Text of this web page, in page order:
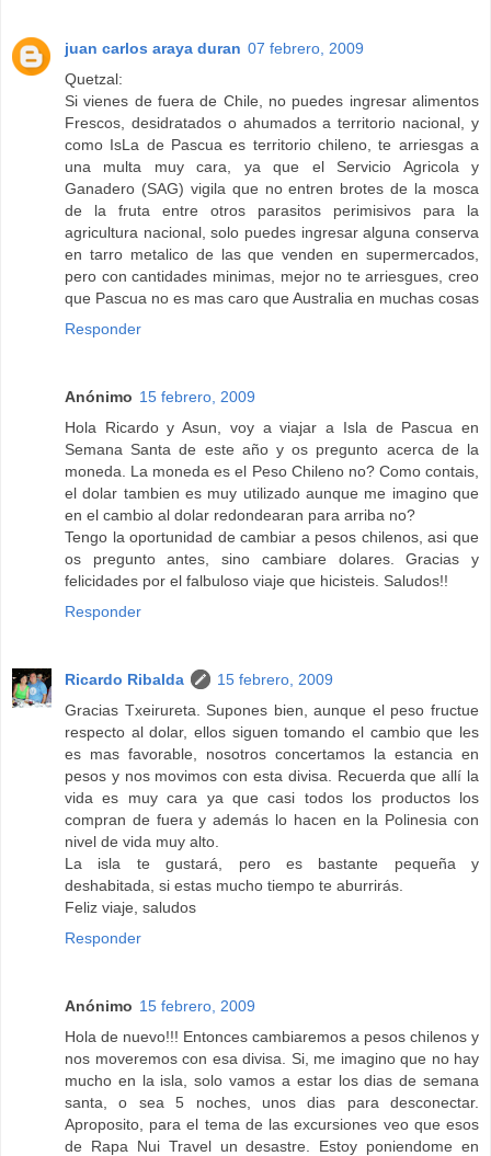
juan carlos araya duran 07 febrero, 2009
Quetzal:
Si vienes de fuera de Chile, no puedes ingresar alimentos
Frescos, desidratados o ahumados a territorio nacional, y
como IsLa de Pascua es territorio chileno, te arriesgas a
una multa muy cara, ya que el Servicio Agricola y
Ganadero (SAG) vigila que no entren brotes de la mosca
de la fruta entre otros parasitos perimisivos para la
agricultura nacional, solo puedes ingresar alguna conserva
en tarro metalico de las que venden en supermercados,
pero con cantidades minimas, mejor no te arriesgues, creo
que Pascua no es mas caro que Australia en muchas cosas
Responder
Anónimo 15 febrero, 2009
Hola Ricardo y Asun, voy a viajar a Isla de Pascua en
Semana Santa de este año y os pregunto acerca de la
moneda. La moneda es el Peso Chileno no? Como contais,
el dolar tambien es muy utilizado aunque me imagino que
en el cambio al dolar redondearan para arriba no?
Tengo la oportunidad de cambiar a pesos chilenos, asi que
os pregunto antes, sino cambiare dolares. Gracias y
felicidades por el falbuloso viaje que hicisteis. Saludos!!
Responder
Ricardo Ribalda
15 febrero, 2009
Gracias Txeirureta. Supones bien, aunque el peso fructue
respecto al dolar, ellos siguen tomando el cambio que les
es mas favorable, nosotros concertamos la estancia en
pesos y nos movimos con esta divisa. Recuerda que allí la
vida es muy cara ya que casi todos los productos los
compran de fuera y además lo hacen en la Polinesia con
nivel de vida muy alto.
La isla te gustará, pero es bastante pequeña y
deshabitada, si estas mucho tiempo te aburrirás.
Feliz viaje, saludos
Responder
Anónimo 15 febrero, 2009
Hola de nuevo!!! Entonces cambiaremos a pesos chilenos y
nos moveremos con esa divisa. Si, me imagino que no hay
mucho en la isla, solo vamos a estar los dias de semana
santa, o sea 5 noches, unos dias para desconectar.
Aproposito, para el tema de las excursiones veo que esos
de Rapa Nui Travel un desastre. Estoy poniendome en